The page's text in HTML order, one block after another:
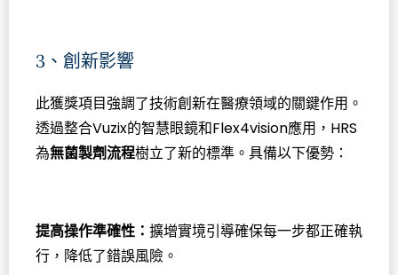
3、創新影響
此獲獎項目強調了技術創新在醫療領域的關鍵作用。
透過整合Vuzix的智慧眼鏡和Flex4vision應用，HRS
為無菌製劑流程樹立了新的標準。具備以下優勢：
提高操作準確性： 擴增實境引導確保每一步都正確執
行，降低了錯誤風險。